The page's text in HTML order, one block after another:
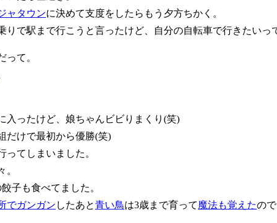
ャタウンに決めて支度をしたらもう夕方ちかく。
で駅まで行こうと言ったけど、自分の自転車で行きたいっ
て。
入ったけど、娘ちゃんビビりまくり(笑)
だけで最初から優勝(笑)
ってしまいました。
。
子も食べてました。
でガンガン したあと青い鳥は3歳まで育って魔法も覚えたの